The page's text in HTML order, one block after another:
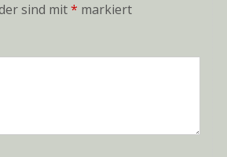
sind mit* markiert